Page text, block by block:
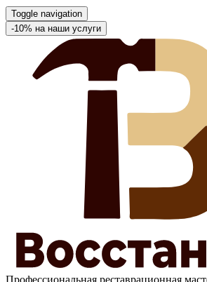
Toggle navigation
-10% на наши услуги